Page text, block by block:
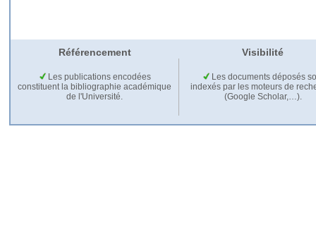
Référencement Visibilité
Les publications encodées
constituent la bibliographie académique
de l'Université.
Les documents déposés
indexés par les moteurs de
(Google Scholar,…).